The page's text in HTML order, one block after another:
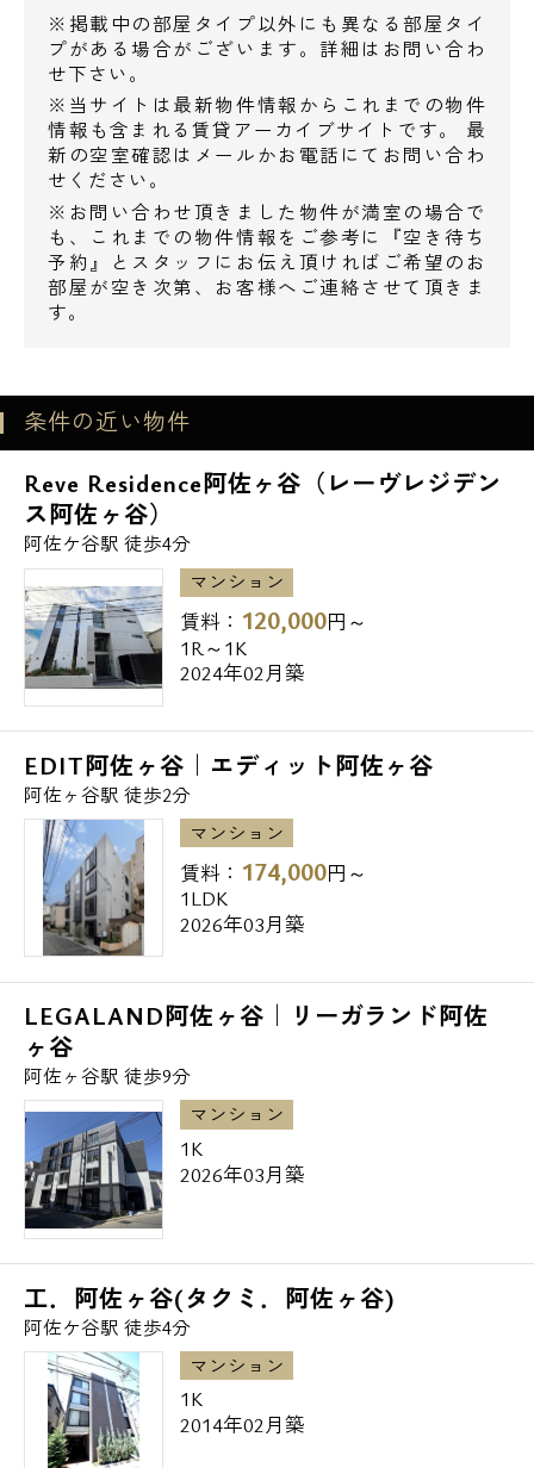
◆西友阿佐ヶ谷店・・295m
◆カルディコーヒーファームビーンズ阿佐ヶ
谷店・・344m
コンビニ
◆ローソン杉並阿佐ヶ谷北一丁目店・・67m
◆ファミリーマート杉並阿佐谷中杉通り
店・・148m
◆セブンイレブン杉並阿佐谷北1丁目店・・
192m
◆ココカラファイン阿佐谷中杉通り店・・
127m
◆マツモトキヨシ阿佐ケ谷北口店・・278m
レンタルビデオ
◆TSUTAYA阿佐ヶ谷店・・481m
飲食店
◆モスバーガー阿佐ヶ谷北店・・171m
◆名代ラーメン航海屋阿佐ヶ谷店・・183m
病院
◆河北総合病院分院・・254m
◆社会医療法人河北医療財団河北総合病
院・・328m
◆医療法人社団三成会河北前田病院・・533m
郵便局
◆阿佐谷駅前郵便局・・449m
図書館
◆杉並区立阿佐谷図書館・・437m
銀行
310m
◆三菱UFJ銀行阿佐ヶ谷支店・・324m
公園
◆阿佐谷こぶし緑地・・392m
※掲載中の部屋タイプ以外にも異なる部屋タイ
プがある場合がございます。詳細はお問い合わ
せ下さい。
※当サイトは最新物件情報からこれまでの物件
情報も含まれる賃貸アーカイブサイトです。 最
新の空室確認はメールかお電話にてお問い合わ
せください。
※お問い合わせ頂きました物件が満室の場合で
も、これまでの物件情報をご参考に『空き待ち
予約』とスタッフにお伝え頂ければご希望のお
部屋が空き次第、お客様へご連絡させて頂きま
す。
条件の近い物件
Reve Residence阿佐ヶ谷（レーヴレジデン
ス阿佐ヶ谷）
阿佐ケ谷駅 徒歩4分
マンション
賃料： 120,000円～
1R～1K
2024年02月築
EDIT阿佐ヶ谷｜エディット阿佐ヶ谷
阿佐ヶ谷駅 徒歩2分
マンション
賃料： 174,000円～
1LDK
2026年03月築
LEGALAND阿佐ヶ谷｜リーガランド阿佐
ヶ谷
阿佐ヶ谷駅 徒歩9分
マンション
1K
2026年03月築
工．阿佐ヶ谷(タクミ．阿佐ヶ谷)
阿佐ケ谷駅 徒歩4分
マンション
1K
2014年02月築
営業時間 10：00～18：00
メールでお問い合わせ
お問い合わせ